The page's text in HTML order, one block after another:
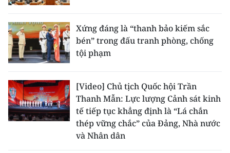
Xứng đáng là “thanh bảo kiếm sắc
bén” trong đấu tranh phòng, chống
tội phạm
[Video] Chủ tịch Quốc hội Trần
Thanh Mẫn: Lực lượng Cảnh sát kinh
tế tiếp tục khẳng định là “Lá chắn
thép vững chắc” của Đảng, Nhà nước
và Nhân dân